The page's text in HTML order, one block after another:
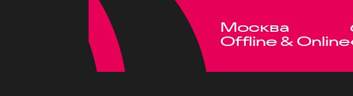
Москва
Offline & Online